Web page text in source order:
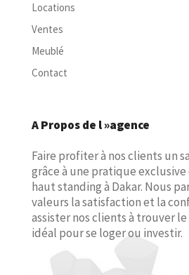
Locations
Ventes
Meublé
Contact
A Propos de l »agence
Faire profiter à nos clients un
grâce à une pratique
haut standing à Dakar. Nous
valeurs la satisfaction et la
assister nos clients à trouver
idéal pour se loger ou investir.